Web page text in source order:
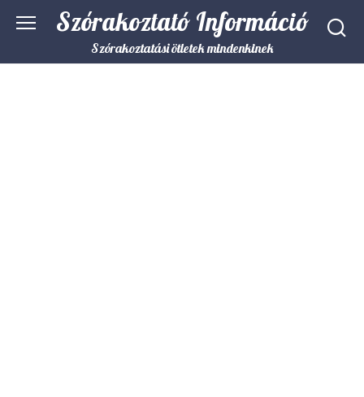
Szórakoztató Információ
Szórakoztatási ötletek mindenkinek